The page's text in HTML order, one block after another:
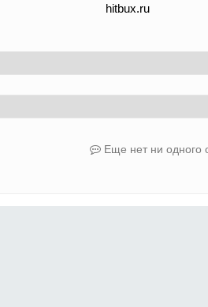
hitbux.ru
Еще нет ни одного